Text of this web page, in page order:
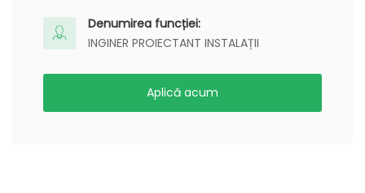
Denumirea funcției:
INGINER PROIECTANT INSTALAȚII
Aplică acum